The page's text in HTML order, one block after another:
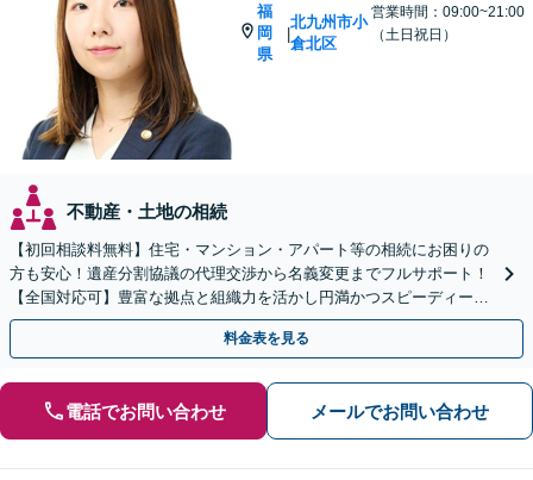
福
岡
県
|
北九州市小
倉北区
営業時間：09:00~21:00
（土日祝日）
不動産・土地の相続
【初回相談料無料】住宅・マンション・アパート等の相続にお困りの
方も安心！遺産分割協議の代理交渉から名義変更までフルサポート！
【全国対応可】豊富な拠点と組織力を活かし円満かつスピーディーに
相続手続きをお手伝いします【取扱い実績2000件以上】
料金表を見る
電話でお問い合わせ メールでお問い合わせ